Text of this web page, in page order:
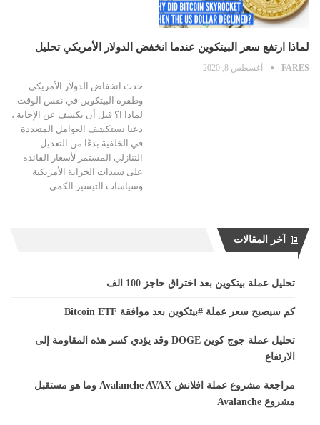
لماذا ارتفع سعر البيتكوين عندما انخفض الدولار الأمريكي تحليل
FARES أغسطس 8, 2020
حدث انخفاض الدولار الأمريكي
وطفرة البيتكوين في نفس الوقت.
لماذا ا؟ قبل أن نكشف عن الإجابة ،
دعنا نستكشف العوامل المتعددة
في الخلفية بدءًا من التعديل
التنازلي المستمر لأسعار الفائدة
على سندات الخزانة الأمريكية
وسياسات التيسير الكمي.…
آخر المقالات
تحليل عملة بيتكوين بعد اختراق حاجز 100 الف
كم سيصبح سعر عملة #بيتكوين بعد موافقة Bitcoin ETF
تحليل عملة جوج كوين DOGE وقد يؤدي كسر هذه المقاومة إلى
الارتفاع
مراجعة مشروع عملة افلانش Avalanche AVAX وما هو مستقبل
مشروع Avalanche